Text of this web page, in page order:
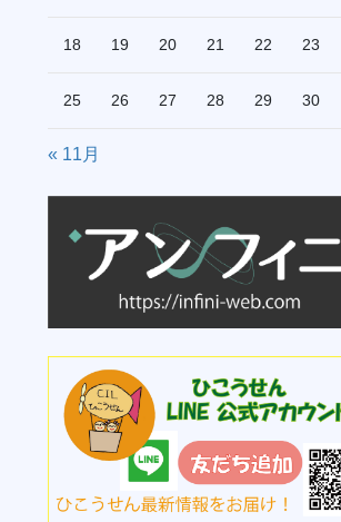
18 19 20 21 22 23
25 26 27 28 29 30
« 11月